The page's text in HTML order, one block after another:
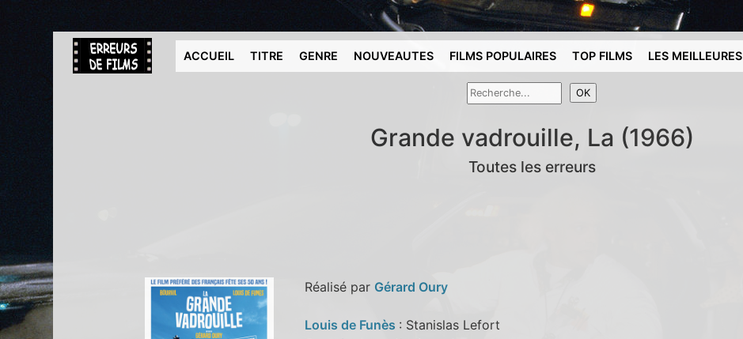
ACCUEIL TITRE GENRE NOUVEAUTES FILMS POPULAIRES TOP FILMS LES MEILLEURES
Grande vadrouille, La (1966)
Toutes les erreurs
Réalisé par Gérard Oury
Louis de Funès : Stanislas Lefort